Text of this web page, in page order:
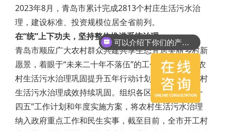
2023年8月，青岛市累计完成2813个村庄生活污水治
理，建设标准、投资规模位居全省前列。
在“统”上下功夫，坚持整体推进系统治理
青岛市顺应广大农村群众共建共享生态宜居美丽乡村新
愿景，着眼于“未来二十年不落伍”的工作定位，印发农
村生活污水治理巩固提升五年行动计划，推进全市农村
生活污水治理成效持续巩固。组织各区（市）编制“十
四五”工作计划和年度实施方案，将农村生活污水治理
纳入政府重点工作和民生实事，截至目前，全市开工村